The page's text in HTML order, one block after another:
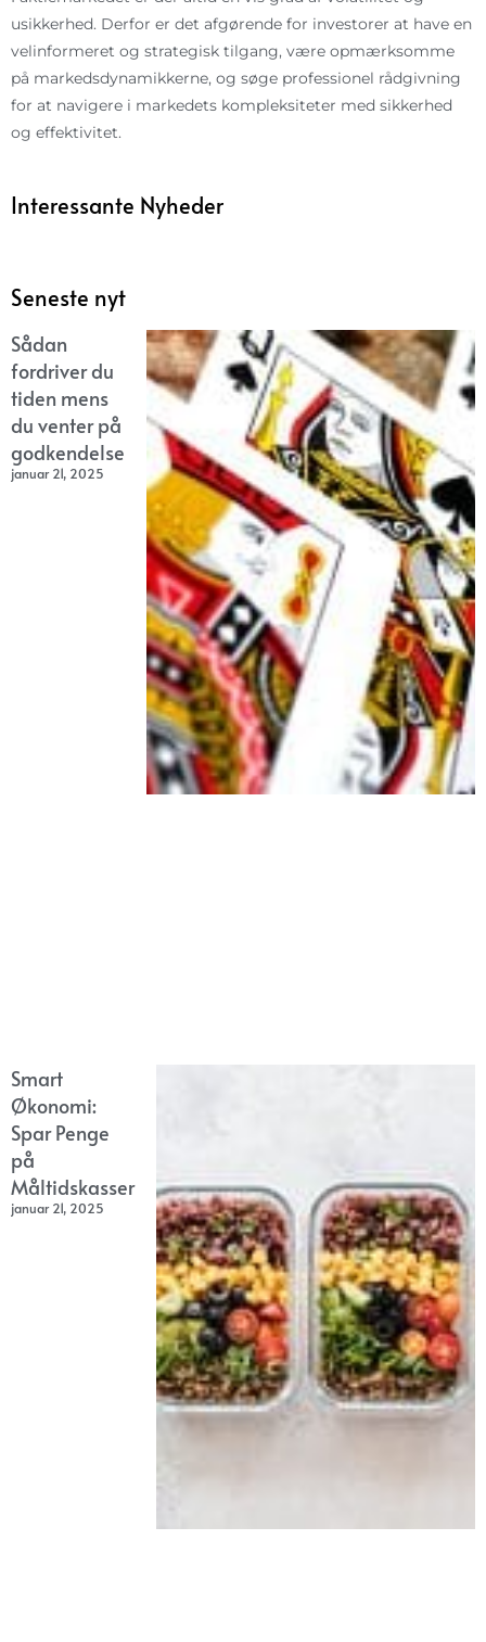
usikkerhed. Derfor er det afgørende for investorer at have en
velinformeret og strategisk tilgang, være opmærksomme
på markedsdynamikkerne, og søge professionel rådgivning
for at navigere i markedets kompleksiteter med sikkerhed
og effektivitet.
Interessante Nyheder
Seneste nyt
Sådan
fordriver du
tiden mens
du venter på
godkendelse
januar 21, 2025
Smart
Økonomi:
Spar Penge
på
Måltidskasser
januar 21, 2025